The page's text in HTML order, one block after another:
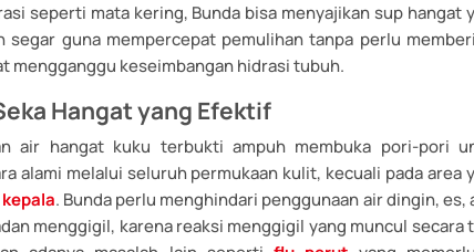
seperti mata kering, Bunda bisa menyajikan sup hangat
segar guna mempercepat pemulihan tanpa perlu
mengganggu keseimbangan hidrasi tubuh.
Hangat yang Efektif
air hangat kuku terbukti ampuh membuka pori-pori
alami melalui seluruh permukaan kulit, kecuali pada area
. Bunda perlu menghindari penggunaan air dingin, es,
menggigil, karena reaksi menggigil yang muncul secara